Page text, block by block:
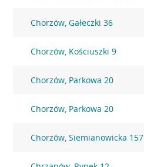
Chorzów, Gałeczki 36
Chorzów, Kościuszki 9
Chorzów, Parkowa 20
Chorzów, Parkowa 20
Chorzów, Siemianowicka 157